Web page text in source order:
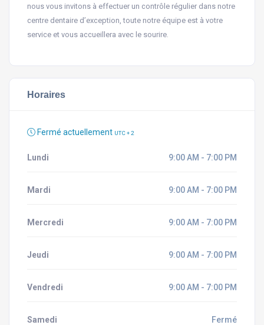
nous vous invitons à effectuer un contrôle régulier dans notre
centre dentaire d’exception, toute notre équipe est à votre
service et vous accueillera avec le sourire.
Horaires
Fermé actuellement UTC + 2
Lundi 9:00 AM - 7:00 PM
Mardi 9:00 AM - 7:00 PM
Mercredi 9:00 AM - 7:00 PM
Jeudi 9:00 AM - 7:00 PM
Vendredi 9:00 AM - 7:00 PM
Samedi Fermé